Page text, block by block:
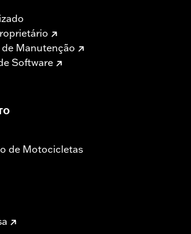
Manutenção
Software
de Motocicletas